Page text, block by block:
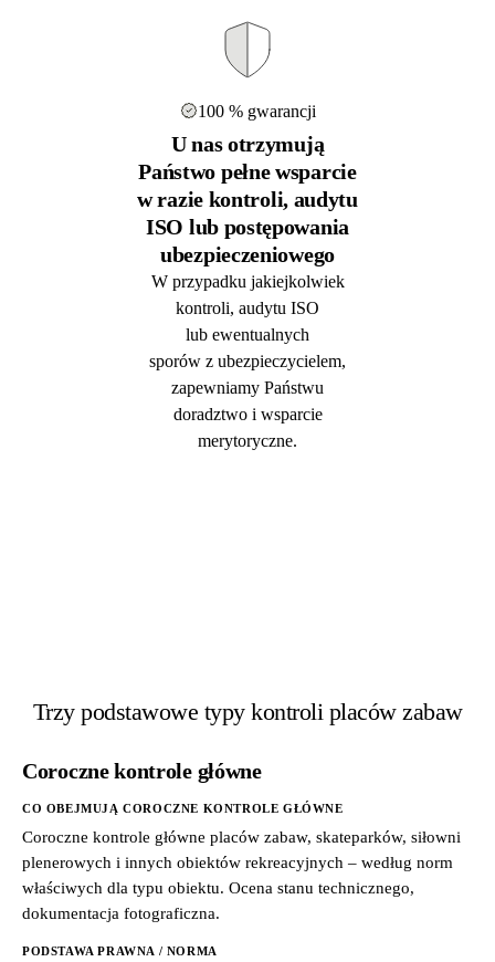
100 % gwarancji
U nas otrzymują
Państwo pełne wsparcie
w razie kontroli, audytu
ISO lub postępowania
ubezpieczeniowego
W przypadku jakiejkolwiek
kontroli, audytu ISO
lub ewentualnych
sporów z ubezpieczycielem,
zapewniamy Państwu
doradztwo i wsparcie
merytoryczne.
Trzy podstawowe typy kontroli placów zabaw
Coroczne kontrole główne
CO OBEJMUJĄ COROCZNE KONTROLE GŁÓWNE
Coroczne kontrole główne placów zabaw, skateparków, siłowni
plenerowych i innych obiektów rekreacyjnych – według norm
właściwych dla typu obiektu. Ocena stanu technicznego,
dokumentacja fotograficzna.
PODSTAWA PRAWNA / NORMA